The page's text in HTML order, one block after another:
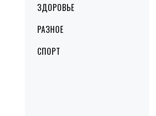
ЗДОРОВЬЕ
РАЗНОЕ
СПОРТ